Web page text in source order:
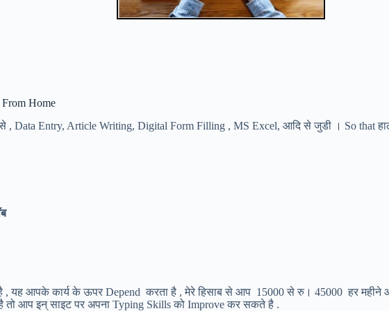
Home
Data Entry, Article Writing, Digital Form Filling , MS Excel, आदि से जुडी । So that
, यह आपके कार्य के ऊपर Depend करता है , मेरे हिसाब से आप 15000 से रु। 45000 हर महीने
आप इन् साइट पर अपना Typing Skills को Improve कर सकते है .